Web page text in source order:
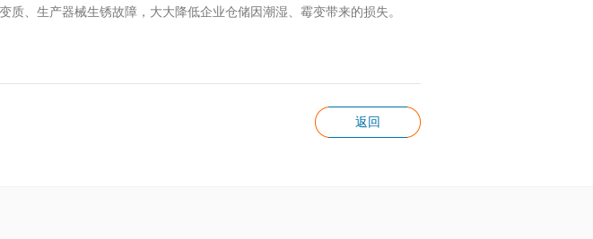
、生产器械生锈故障，大大降低企业仓储因潮湿、霉变带来的损失。
返回